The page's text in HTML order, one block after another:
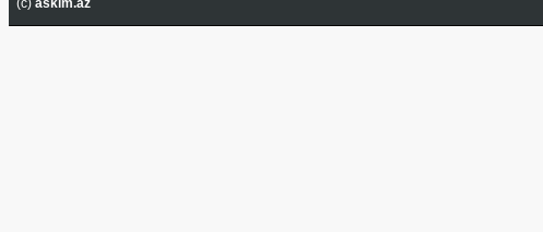
(c) askim.az